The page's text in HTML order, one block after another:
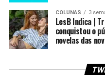
COLUNAS 3
LesB Indica |
conquistou o
novelas das